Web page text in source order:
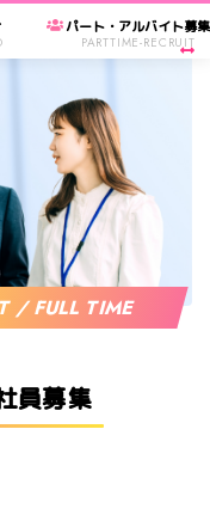
パート・アルバイト募集
PARTTIME-RECRUIT
/ FULL TIME
員募集